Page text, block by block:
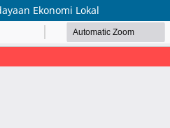
Ekonomi Lokal